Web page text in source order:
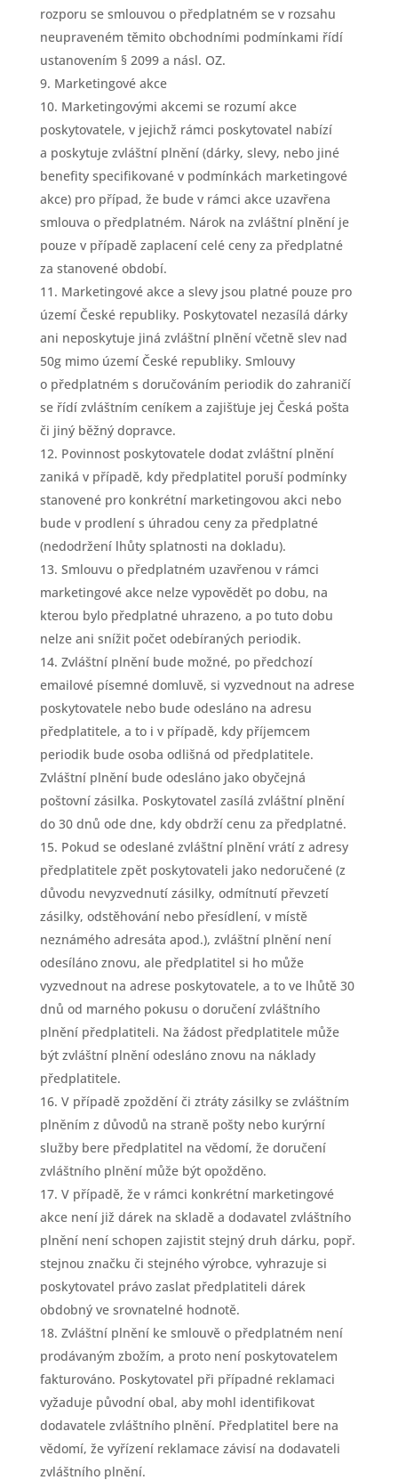
rozporu se smlouvou o předplatném se v rozsahu
neupraveném těmito obchodními podmínkami řídí
ustanovením § 2099 a násl. OZ.
Marketingové akce
Marketingovými akcemi se rozumí akce
poskytovatele, v jejichž rámci poskytovatel nabízí
a poskytuje zvláštní plnění (dárky, slevy, nebo jiné
benefity specifikované v podmínkách marketingové
akce) pro případ, že bude v rámci akce uzavřena
smlouva o předplatném. Nárok na zvláštní plnění je
pouze v případě zaplacení celé ceny za předplatné
za stanovené období.
Marketingové akce a slevy jsou platné pouze pro
území České republiky. Poskytovatel nezasílá dárky
ani neposkytuje jiná zvláštní plnění včetně slev nad
50g mimo území České republiky. Smlouvy
o předplatném s doručováním periodik do zahraničí
se řídí zvláštním ceníkem a zajišťuje jej Česká pošta
či jiný běžný dopravce.
Povinnost poskytovatele dodat zvláštní plnění
zaniká v případě, kdy předplatitel poruší podmínky
stanovené pro konkrétní marketingovou akci nebo
bude v prodlení s úhradou ceny za předplatné
(nedodržení lhůty splatnosti na dokladu).
Smlouvu o předplatném uzavřenou v rámci
marketingové akce nelze vypovědět po dobu, na
kterou bylo předplatné uhrazeno, a po tuto dobu
nelze ani snížit počet odebíraných periodik.
Zvláštní plnění bude možné, po předchozí
emailové písemné domluvě, si vyzvednout na adrese
poskytovatele nebo bude odesláno na adresu
předplatitele, a to i v případě, kdy příjemcem
periodik bude osoba odlišná od předplatitele.
Zvláštní plnění bude odesláno jako obyčejná
poštovní zásilka. Poskytovatel zasílá zvláštní plnění
do 30 dnů ode dne, kdy obdrží cenu za předplatné.
Pokud se odeslané zvláštní plnění vrátí z adresy
předplatitele zpět poskytovateli jako nedoručené (z
důvodu nevyzvednutí zásilky, odmítnutí převzetí
zásilky, odstěhování nebo přesídlení, v místě
neznámého adresáta apod.), zvláštní plnění není
odesíláno znovu, ale předplatitel si ho může
vyzvednout na adrese poskytovatele, a to ve lhůtě 30
dnů od marného pokusu o doručení zvláštního
plnění předplatiteli. Na žádost předplatitele může
být zvláštní plnění odesláno znovu na náklady
předplatitele.
V případě zpoždění či ztráty zásilky se zvláštním
plněním z důvodů na straně pošty nebo kurýrní
služby bere předplatitel na vědomí, že doručení
zvláštního plnění může být opožděno.
V případě, že v rámci konkrétní marketingové
akce není již dárek na skladě a dodavatel zvláštního
plnění není schopen zajistit stejný druh dárku, popř.
stejnou značku či stejného výrobce, vyhrazuje si
poskytovatel právo zaslat předplatiteli dárek
obdobný ve srovnatelné hodnotě.
Zvláštní plnění ke smlouvě o předplatném není
prodávaným zbožím, a proto není poskytovatelem
fakturováno. Poskytovatel při případné reklamaci
vyžaduje původní obal, aby mohl identifikovat
dodavatele zvláštního plnění. Předplatitel bere na
vědomí, že vyřízení reklamace závisí na dodavateli
zvláštního plnění.